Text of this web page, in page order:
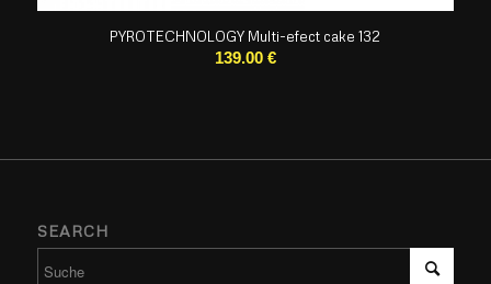
PYROTECHNOLOGY Multi-efect cake 132
139.00 €
SEARCH